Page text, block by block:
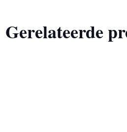
Gerelateerde